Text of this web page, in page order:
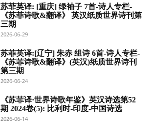
苏菲英译: [重庆] 绿袖子 7首-诗人专栏-
《苏菲诗歌&翻译》 英汉纸质世界诗刊第
三期
2026-06-29
苏菲英译:[辽宁] 朱赤 组诗 6首-诗人专栏-
《苏菲诗歌&翻译》(英汉)纸质世界诗刊
第三期
2026-06-24
《苏菲译·世界诗歌年鉴》英汉诗选第52
期 2024卷(5): 比利时-印度-中国诗选
2026-06-14